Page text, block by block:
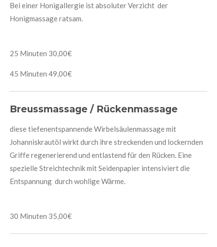
Bei einer Honigallergie ist absoluter Verzicht der
Honigmassage ratsam.
25 Minuten 30,00€
45 Minuten 49,00€
Breussmassage / Rückenmassage
diese tiefenentspannende Wirbelsäulenmassage mit
Johanniskrautöl wirkt durch ihre streckenden und lockernden
Griffe regenerierend und entlastend für den Rücken. Eine
spezielle Streichtechnik mit Seidenpapier intensiviert die
Entspannung durch wohlige Wärme.
30 Minuten 35,00€